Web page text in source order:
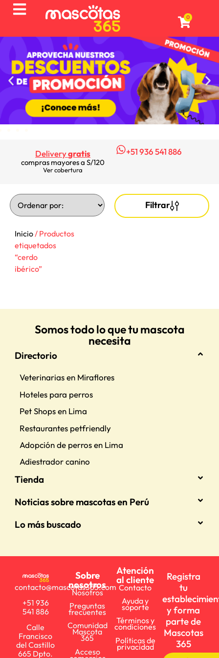
0
Deliverygratis
compras mayores a S/120
Ver cobertura
+51 936 541 886
Filtrar
Inicio/ Productos
etiquetados
“cerdo
ibérico”
Somos todo lo que tu mascota
necesita
Directorio
Veterinarias en Miraflores
Hoteles para perros
Pet Shops en Lima
Restaurantes petfriendly
Adopción de perros en Lima
Adiestrador canino
Tienda
Noticias sobre mascotas en Perú
Lo más buscado
contacto@mascotas365.com
+51 936
541 886
Calle
Francisco
del Castillo
665 Dpto.
Sobre
nosotros
Nosotros
Preguntas
frecuentes
Comunidad
Mascota
365
Acceso
Atención
al cliente
Contacto
Ayuda y
soporte
Términos y
condiciones
Políticas de
privacidad
Registra
tu
y forma
parte de
Mascotas
365